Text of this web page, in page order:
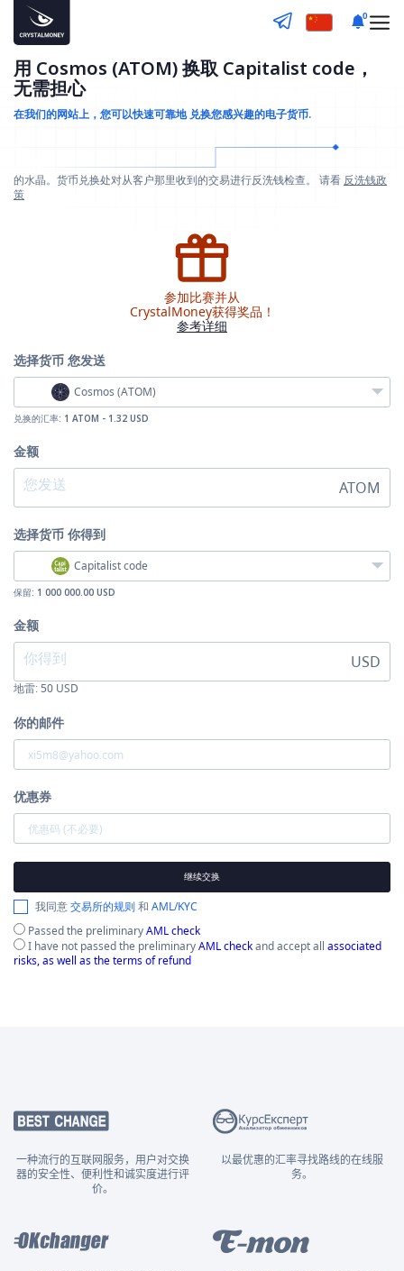
0
用 Cosmos (ATOM) 换取 Capitalist code，
无需担心
在我们的网站上，您可以快速可靠地 兑换您感兴趣的电子货币.
的水晶。货币兑换处对从客户那里收到的交易进行反洗钱检查。 请看 反洗钱政
策
参加比赛并从
CrystalMoney获得奖品！
参考详细
选择货币 您发送
Cosmos (ATOM)
兑换的汇率: 1 ATOM - 1.32 USD
金额
ATOM
选择货币 你得到
Capitalist code
保留: 1 000 000.00 USD
金额
USD
地雷: 50 USD
你的邮件
优惠券
继续交换
我同意交易所的规则和 AML/KYC
Passed the preliminaryAML check
I have not passed the preliminaryAML checkand accept all associated
risks, as well as the terms of refund
一种流行的互联网服务，用户对交换
器的安全性、便利性和诚实度进行评
价。
以最优惠的汇率寻找路线的在线服
务。